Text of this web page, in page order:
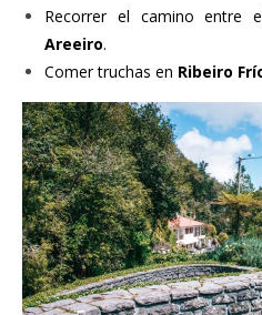
Recorrer el camino entre
Areeiro.
Comer truchas en Ribeiro